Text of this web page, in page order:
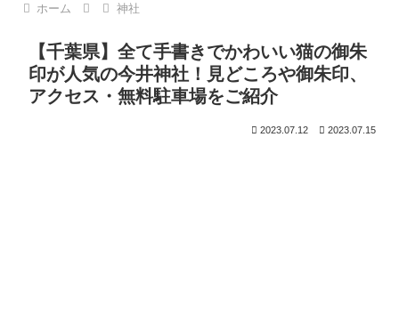
ホーム 神社
【千葉県】全て手書きでかわいい猫の御朱
印が人気の今井神社！見どころや御朱印、
アクセス・無料駐車場をご紹介
2023.07.12 2023.07.15